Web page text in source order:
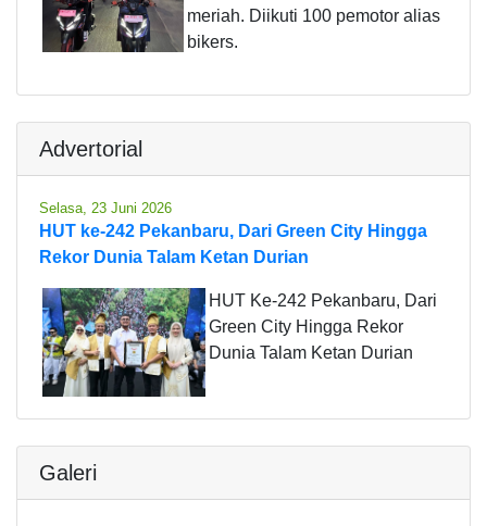
meriah. Diikuti 100 pemotor alias
bikers.
Advertorial
Selasa, 23 Juni 2026
HUT ke-242 Pekanbaru, Dari Green City Hingga
Rekor Dunia Talam Ketan Durian
HUT Ke-242 Pekanbaru, Dari
Green City Hingga Rekor
Dunia Talam Ketan Durian
Galeri